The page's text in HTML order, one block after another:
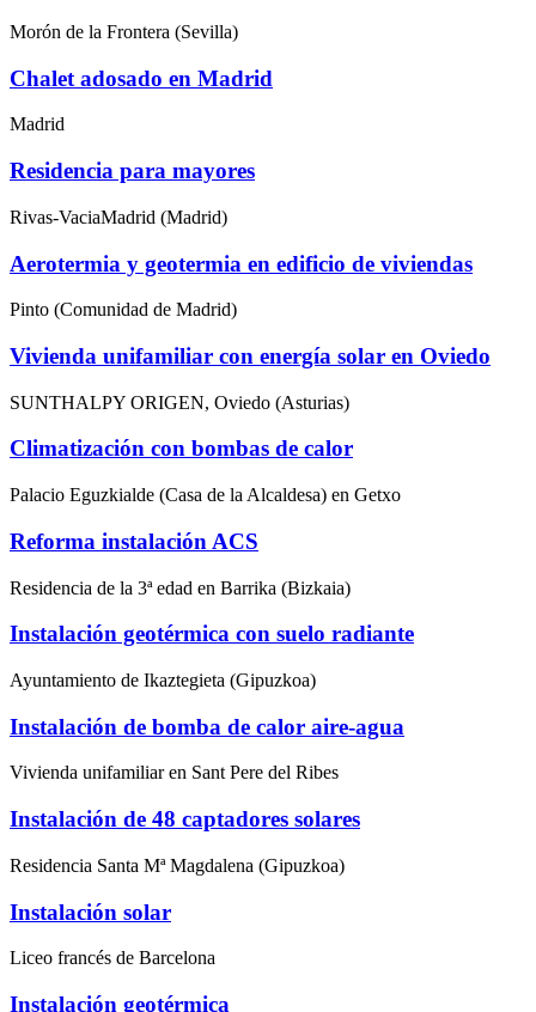
Morón de la Frontera (Sevilla)
Chalet adosado en Madrid
Madrid
Residencia para mayores
Rivas-VaciaMadrid (Madrid)
Aerotermia y geotermia en edificio de viviendas
Pinto (Comunidad de Madrid)
Vivienda unifamiliar con energía solar en Oviedo
SUNTHALPY ORIGEN, Oviedo (Asturias)
Climatización con bombas de calor
Palacio Eguzkialde (Casa de la Alcaldesa) en Getxo
Reforma instalación ACS
Residencia de la 3ª edad en Barrika (Bizkaia)
Instalación geotérmica con suelo radiante
Ayuntamiento de Ikaztegieta (Gipuzkoa)
Instalación de bomba de calor aire-agua
Vivienda unifamiliar en Sant Pere del Ribes
Instalación de 48 captadores solares
Residencia Santa Mª Magdalena (Gipuzkoa)
Instalación solar
Liceo francés de Barcelona
Instalación geotérmica